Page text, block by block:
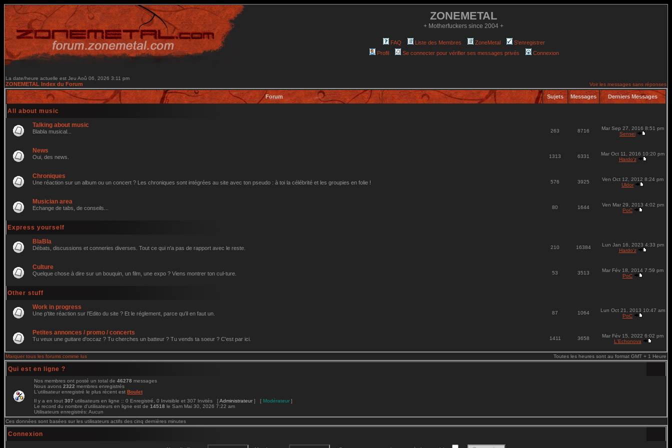
ZONEMETAL
+ Motherfuckers since 2004 +
FAQ Liste des Membres ZoneMetal
S'enregistrer
Profil
Se connecter pour vérifier ses messages privés Connexion
La date/heure actuelle est Jeu Aoû 06, 2026 3:11 pm
ZONEMETAL Index du Forum Voir les messages sans réponses
Forum Sujets Messages Derniers Messages
All about music
Talking about music
Blabla musical... 263 8716
Mar Sep 27, 2016 8:51 pm
Sensei
News
Oui, des news. 1313 6331
Mar Oct 11, 2016 10:20 pm
Hardo'z
Chroniques
Une réaction sur un album ou un concert ? Les chroniques sont intégrées au site avec ton pseudo : à toi la célébrité et les groupies en folie ! 576 3925
Ven Oct 12, 2012 8:24 pm
Uldor
Musician area
Echange de tabs, de conseils... 80 1644
Ven Mar 29, 2013 4:02 pm
PoC
Express yourself
BlaBla
Débats, discussions et conneries diverses. Tout ce qui n'a pas de rapport avec le reste. 210 16384
Lun Jan 16, 2023 4:33 pm
Hardo'z
Culture
Quelque chose à dire sur un bouquin, un film, une expo ? Viens montrer ton cul-ture. 53 3513
Mar Fév 18, 2014 7:59 pm
PoC
Other stuff
Work in progress
Une p'tite réaction sur l'Edito du site ? Et le réglement, parce qu'il en faut un. 87 1064
Lun Oct 21, 2013 10:47 am
PoC
Petites annonces / promo / concerts
Tu veux une guitare d'occaz ? Tu cherches un batteur ? Tu vends ta soeur ? C'est par ici. 1411 3658
Mar Fév 15, 2022 6:02 pm
L'Echonova
Marquer tous les forums comme lus Toutes les heures sont au format GMT + 1 Heure
Qui est en ligne ?
Nos membres ont posté un total de 46278 messages
Nous avons 2322 membres enregistrés
L'utilisateur enregistré le plus récent est Boulet
Il y a en tout 307 utilisateurs en ligne :: 0 Enregistré, 0 Invisible et 307 Invités [Administrateur ] [ Modérateur ]
Le record du nombre d'utilisateurs en ligne est de 14518 le Sam Mai 30, 2026 7:22 am
Utilisateurs enregistrés: Aucun
Ces données sont basées sur les utilisateurs actifs des cinq dernières minutes
Connexion